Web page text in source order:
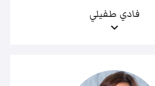
فادي طفيلي